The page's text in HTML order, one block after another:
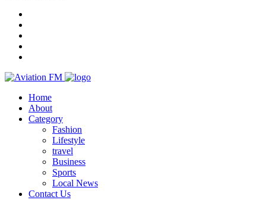
Home
About
Category
Fashion
Lifestyle
travel
Business
Sports
Local News
Contact Us